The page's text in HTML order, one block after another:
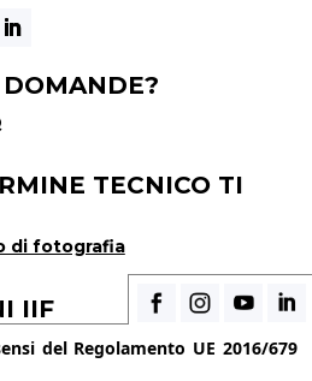
TECNICO TI
di fotografia
IIF
uno studente di IIF
del Regolamento UE 2016/679